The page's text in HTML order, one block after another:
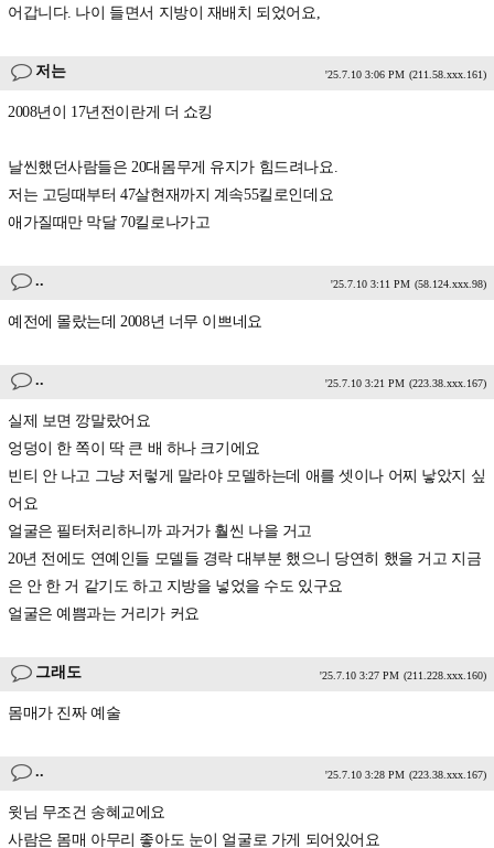
어갑니다. 나이 들면서 지방이 재배치 되었어요,
저는 '25.7.10 3:06 PM (211.58.xxx.161)
2008년이 17년전이란게 더 쇼킹
날씬했던사람들은 20대몸무게 유지가 힘드려나요.
저는 고딩때부터 47살현재까지 계속55킬로인데요
애가질때만 막달 70킬로나가고
.. '25.7.10 3:11 PM (58.124.xxx.98)
예전에 몰랐는데 2008년 너무 이쁘네요
.. '25.7.10 3:21 PM (223.38.xxx.167)
실제 보면 깡말랐어요
엉덩이 한 쪽이 딱 큰 배 하나 크기에요
빈티 안 나고 그냥 저렇게 말라야 모델하는데 애를 셋이나 어찌 낳았지 싶
어요
얼굴은 필터처리하니까 과거가 훨씬 나을 거고
20년 전에도 연예인들 모델들 경락 대부분 했으니 당연히 했을 거고 지금
은 안 한 거 같기도 하고 지방을 넣었을 수도 있구요
얼굴은 예쁨과는 거리가 커요
그래도 '25.7.10 3:27 PM (211.228.xxx.160)
몸매가 진짜 예술
.. '25.7.10 3:28 PM (223.38.xxx.167)
윗님 무조건 송혜교에요
사람은 몸매 아무리 좋아도 눈이 얼굴로 가게 되어있어요